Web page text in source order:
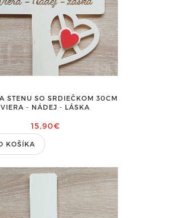
STENU SO SRDIEČKOM 30CM
VIERA - NÁDEJ - LÁSKA
15,90€
KOŠÍKA